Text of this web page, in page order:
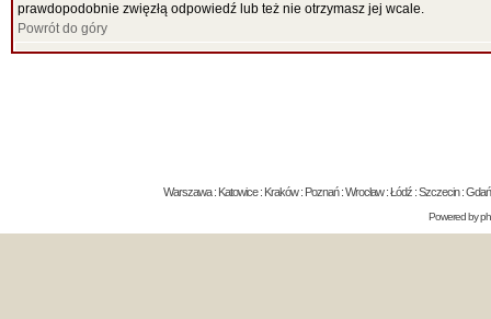
prawdopodobnie zwięzłą odpowiedź lub też nie otrzymasz jej wcale.
Powrót do góry
Warszawa : Katowice : Kraków : Poznań : Wrocław : Łódź : Szczecin :
Powered by